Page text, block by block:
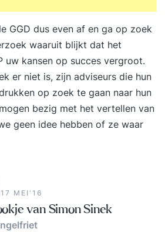
en een scherp
met een persoonlijke en
confronteren op een
dagen je uit en helpen je om
te halen.
GGD dus even af en ga op zoek
waaruit blijkt dat het
uw kansen op succes vergroot.
er niet is, zijn adviseurs die hun
op zoek te gaan naar hun
bezig met het vertellen van
geen idee hebben of ze waar
17 MEI‘16
van Simon Sinek